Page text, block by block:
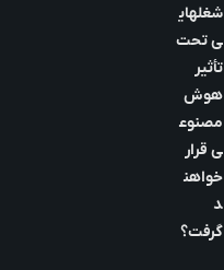
شغلهای
ی تحت
تأثیر
هوش
مصنوع
ی قرار
خواهن
د
گرفت؟